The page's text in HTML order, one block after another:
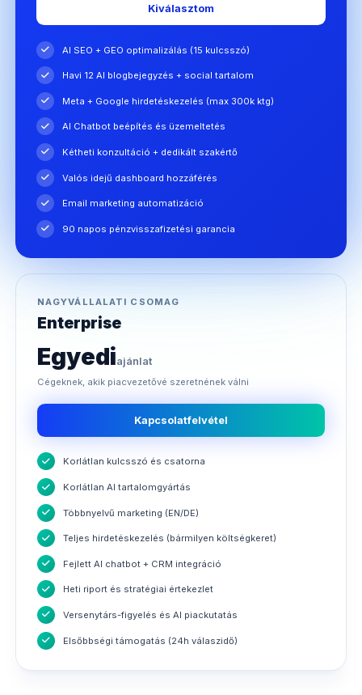
Kiválasztom
AI SEO + GEO optimalizálás (15 kulcsszó)
Havi 12 AI blogbejegyzés + social tartalom
Meta + Google hirdetéskezelés (max 300k ktg)
AI Chatbot beépítés és üzemeltetés
Kétheti konzultáció + dedikált szakértő
Valós idejű dashboard hozzáférés
Email marketing automatizáció
90 napos pénzvisszafizetési garancia
NAGYVÁLLALATI CSOMAG
Enterprise
Egyediajánlat
Cégeknek, akik piacvezetővé szeretnének válni
Kapcsolatfelvétel
Korlátlan kulcsszó és csatorna
Korlátlan AI tartalomgyártás
Többnyelvű marketing (EN/DE)
Teljes hirdetéskezelés (bármilyen költségkeret)
Fejlett AI chatbot + CRM integráció
Heti riport és stratégiai értekezlet
Versenytárs-figyelés és AI piackutatás
Elsőbbségi támogatás (24h válaszidő)